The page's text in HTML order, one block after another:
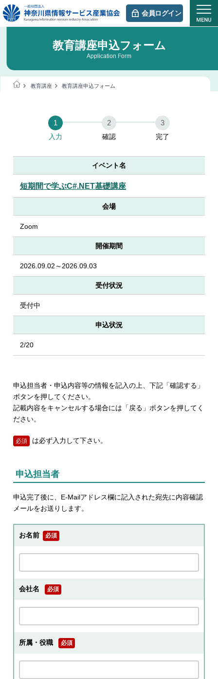
会員ログイン
教育講座申込フォーム
Application Form
教育講座 教育講座申込フォーム
1
入力
2
確認
3
完了
イベント名
短期間で学ぶC#.NET基礎講座
会場
Zoom
開催期間
2026.09.02～2026.09.03
受付状況
受付中
申込状況
2/20
申込担当者・申込内容等の情報を記入の上、下記「確認する」
ボタンを押してください。
記載内容をキャンセルする場合には「戻る」ボタンを押してく
ださい。
必須 は必ず入力して下さい。
申込担当者
申込完了後に、E-Mailアドレス欄に記入された宛先に内容確認
メールをお送りします。
お名前 必須
会社名 必須
所属・役職 必須